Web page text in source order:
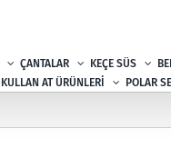
ÇANTALAR KEÇE SÜS
KULLAN AT ÜRÜNLERİ POLAR